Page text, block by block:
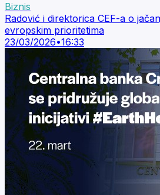
Biznis
Radović i direktorica CEF-a o
evropskim prioritetima
23/03/2026•16:33